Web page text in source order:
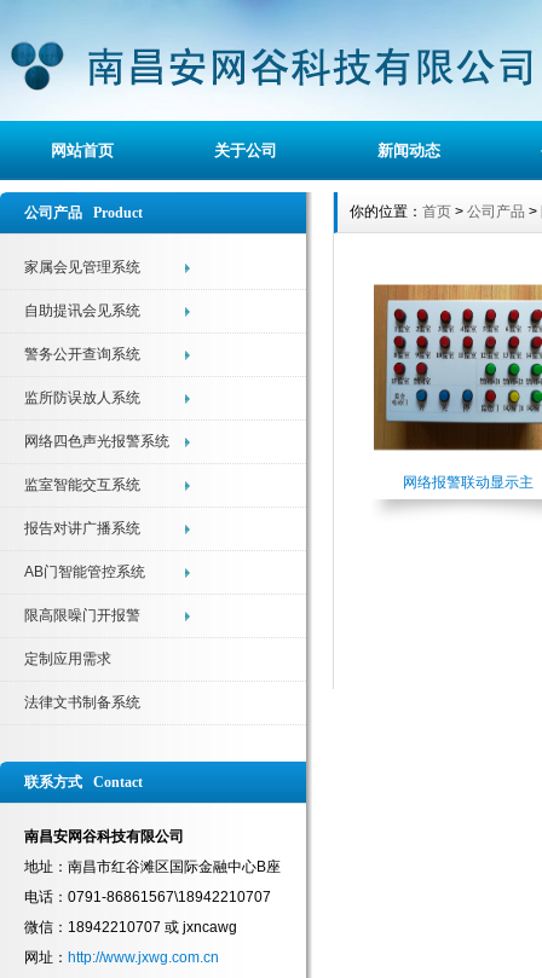
网站首页 关于公司 新闻动态
公司产品 Product
家属会见管理系统
自助提讯会见系统
警务公开查询系统
监所防误放人系统
网络四色声光报警系统
监室智能交互系统
报告对讲广播系统
AB门智能管控系统
限高限噪门开报警
定制应用需求
法律文书制备系统
联系方式 Contact
南昌安网谷科技有限公司
地址：南昌市红谷滩区国际金融中心B座
电话：0791-86861567\18942210707
微信：18942210707 或 jxncawg
网址： http://www.jxwg.com.cn
你的位置： 首页 > 公司产品 >
网络报警联动显示主